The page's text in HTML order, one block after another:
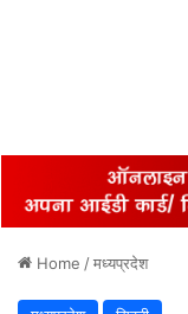
Home /मध्यप्रदेश